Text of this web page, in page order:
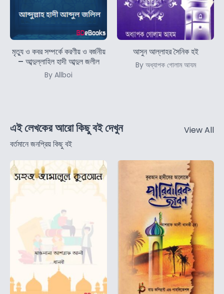
মৃত্যু ও কবর সম্পর্কে করণীয় ও বর্জনীয়
– আব্দুল্লাহিল হাদী আব্দুল জলীল
By Allboi
আসুন আল্লাহর সৈনিক হই
By অধ্যাপক গোলাম আযম
এই লেখকের আরো কিছু বই দেখুন
বর্তমানে জনপ্রিয় কিছু বই
View All